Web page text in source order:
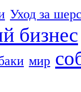
Уход за
бизнес
мир